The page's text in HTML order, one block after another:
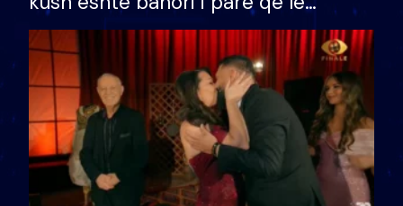
shtëpinë dhe humb mundësinë për
të fituar çmimin e madh